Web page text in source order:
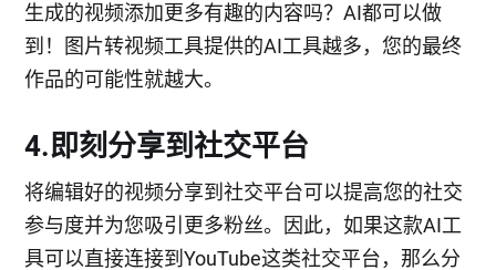
生成的视频添加更多有趣的内容吗？AI都可以做
到！图片转视频工具提供的AI工具越多，您的最终
作品的可能性就越大。
4.即刻分享到社交平台
将编辑好的视频分享到社交平台可以提高您的社交
参与度并为您吸引更多粉丝。因此，如果这款AI工
具可以直接连接到YouTube这类社交平台，那么分